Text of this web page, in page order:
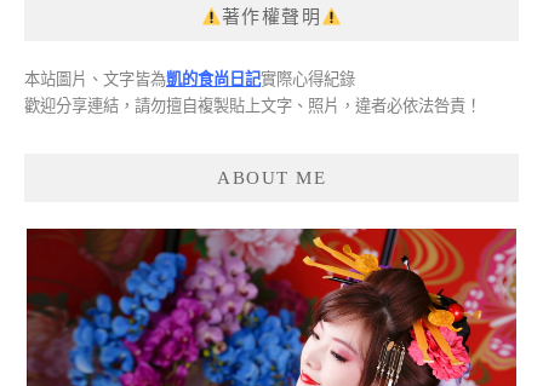
著作權聲明
本站圖片、文字皆為凱的食尚日記實際心得紀錄
歡迎分享連結，請勿擅自複製貼上文字、照片，違者必依法咎責！
ABOUT ME